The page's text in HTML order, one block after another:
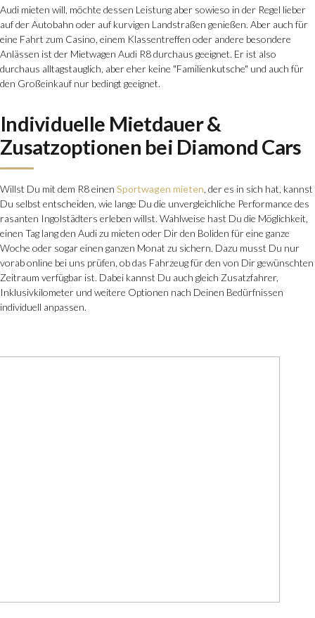
Audi mieten will, möchte dessen Leistung aber sowieso in der Regel lieber
auf der Autobahn oder auf kurvigen Landstraßen genießen. Aber auch für
eine Fahrt zum Casino, einem Klassentreffen oder andere besondere
Anlässen ist der Mietwagen Audi R8 durchaus geeignet. Er ist also
durchaus alltagstauglich, aber eher keine "Familienkutsche" und auch für
den Großeinkauf nur bedingt geeignet.
Individuelle Mietdauer &
Zusatzoptionen bei Diamond Cars
Willst Du mit dem R8 einen Sportwagen mieten, der es in sich hat, kannst
Du selbst entscheiden, wie lange Du die unvergleichliche Performance des
rasanten Ingolstädters erleben willst. Wahlweise hast Du die Möglichkeit,
einen Tag lang den Audi zu mieten oder Dir den Boliden für eine ganze
Woche oder sogar einen ganzen Monat zu sichern. Dazu musst Du nur
vorab online bei uns prüfen, ob das Fahrzeug für den von Dir gewünschten
Zeitraum verfügbar ist. Dabei kannst Du auch gleich Zusatzfahrer,
Inklusivkilometer und weitere Optionen nach Deinen Bedürfnissen
individuell anpassen.